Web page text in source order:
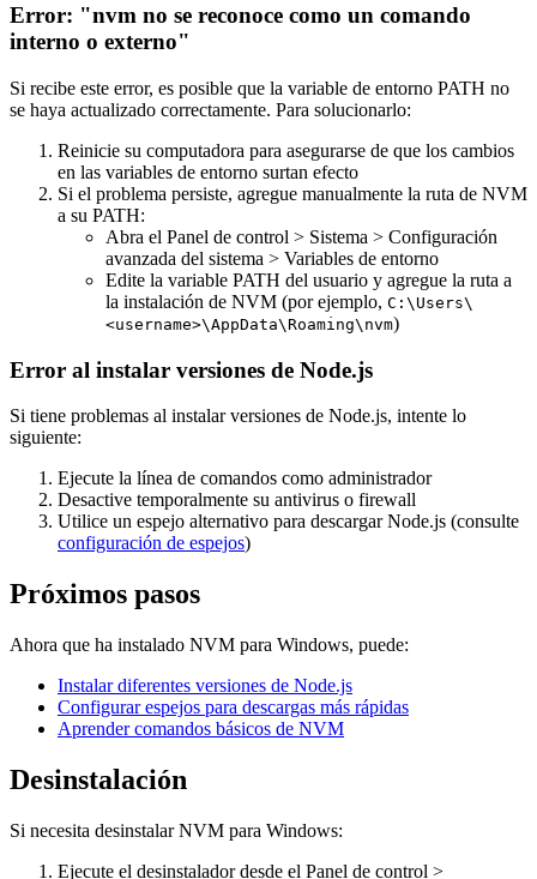
Error: "nvm no se reconoce como un comando
interno o externo"
Si recibe este error, es posible que la variable de entorno PATH no
se haya actualizado correctamente. Para solucionarlo:
Reinicie su computadora para asegurarse de que los cambios
en las variables de entorno surtan efecto
Si el problema persiste, agregue manualmente la ruta de NVM
a su PATH:
Abra el Panel de control > Sistema > Configuración
avanzada del sistema > Variables de entorno
Edite la variable PATH del usuario y agregue la ruta a
la instalación de NVM (por ejemplo, C:\Users\
<username>\AppData\Roaming\nvm)
Error al instalar versiones de Node.js
Si tiene problemas al instalar versiones de Node.js, intente lo
siguiente:
Ejecute la línea de comandos como administrador
Desactive temporalmente su antivirus o firewall
Utilice un espejo alternativo para descargar Node.js (consulte
configuración de espejos)
Próximos pasos
Ahora que ha instalado NVM para Windows, puede:
Instalar diferentes versiones de Node.js
Configurar espejos para descargas más rápidas
Aprender comandos básicos de NVM
Desinstalación
Si necesita desinstalar NVM para Windows:
Ejecute el desinstalador desde el Panel de control >